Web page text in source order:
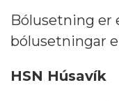
Bólusetning er
bólusetningar
HSN Húsavík